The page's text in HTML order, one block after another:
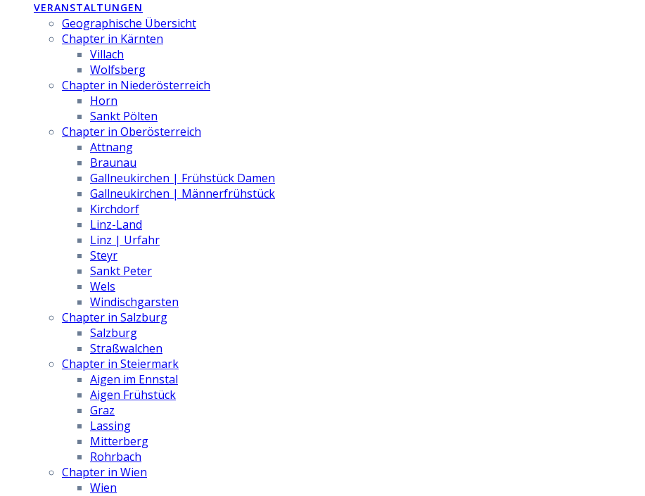
VERANSTALTUNGEN
Geographische Übersicht
Chapter in Kärnten
Villach
Wolfsberg
Chapter in Niederösterreich
Horn
Sankt Pölten
Chapter in Oberösterreich
Attnang
Braunau
Gallneukirchen | Frühstück Damen
Gallneukirchen | Männerfrühstück
Kirchdorf
Linz-Land
Linz | Urfahr
Steyr
Sankt Peter
Wels
Windischgarsten
Chapter in Salzburg
Salzburg
Straßwalchen
Chapter in Steiermark
Aigen im Ennstal
Aigen Frühstück
Graz
Lassing
Mitterberg
Rohrbach
Chapter in Wien
Wien